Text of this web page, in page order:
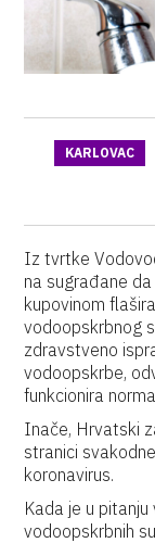
KARLOVAC
Iz tvrtke
na sugrađane
kupovinom
vodoopskrbnog
zdravstveno
vodoopskrbe,
funkcionira
Inače, Hrvatski
stranici
koronavirus.
Kada je u
vodoopskrbnih